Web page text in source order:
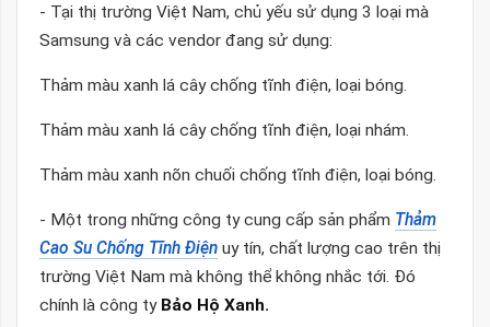
- Tại thị trường Việt Nam, chủ yếu sử dụng 3 loại mà
Samsung và các vendor đang sử dụng:
Thảm màu xanh lá cây chống tĩnh điện, loại bóng.
Thảm màu xanh lá cây chống tĩnh điện, loại nhám.
Thảm màu xanh nõn chuối chống tĩnh điện, loại bóng.
- Một trong những công ty cung cấp sản phẩm Thảm
Cao Su Chống Tĩnh Điện uy tín, chất lượng cao trên thị
trường Việt Nam mà không thể không nhắc tới. Đó
chính là công ty Bảo Hộ Xanh.